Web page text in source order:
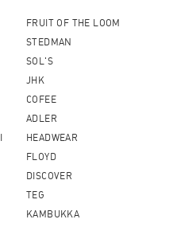
FRUIT OF THE LOOM
STEDMAN
SOL'S
JHK
COFEE
ADLER
HEADWEAR
FLOYD
DISCOVER
TEG
KAMBUKKA